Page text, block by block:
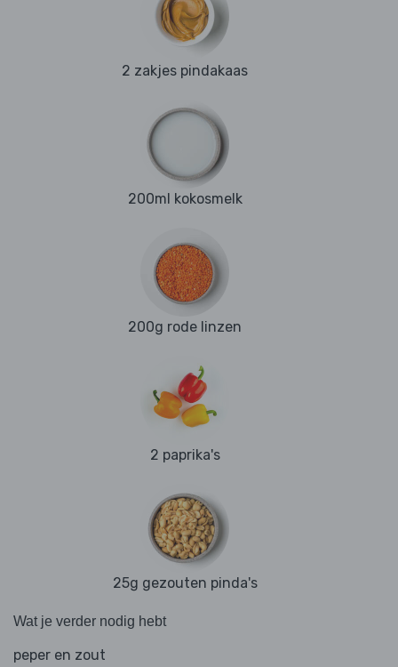
2 zakjes pindakaas
200ml kokosmelk
200g rode linzen
2 paprika's
25g gezouten pinda's
Wat je verder nodig hebt
peper en zout